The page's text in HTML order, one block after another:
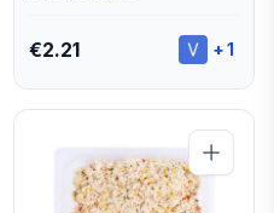
€2.21 +1